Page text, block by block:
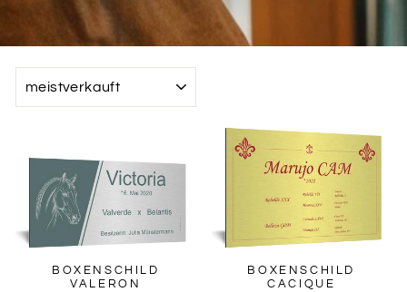
BOXENSCHILD
VALERON
BOXENSCHILD
CACIQUE